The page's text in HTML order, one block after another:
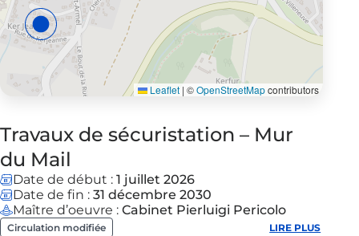
Leaflet | ©OpenStreetMapcontributors
Travaux de sécuristation – Mur
du Mail
Date de début : 1 juillet 2026
Date de fin : 31 décembre 2030
Maître d’oeuvre : Cabinet Pierluigi Pericolo
Circulation modifiée LIRE PLUS